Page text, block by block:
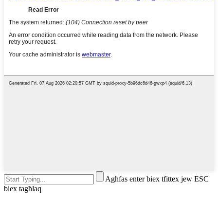
Agħfas enter biex tfittex jew ESC
biex tagħlaq